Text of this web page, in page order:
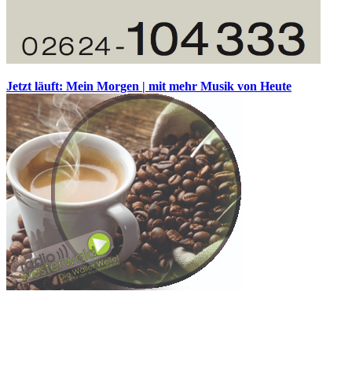
Jetzt läuft: Mein Morgen | mit mehr Musik von Heute